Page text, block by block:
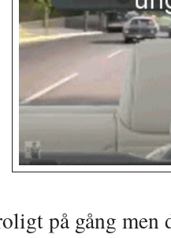
på gång